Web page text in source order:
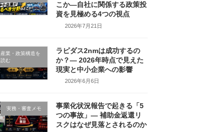
こか―自社に関係する政策投
資を見極める4つの視点
2026年7月21日
産業・政策構造を
読む
ラピダス2nmは成功するの
か？― 2026年時点で見えた
現実と中小企業への影響
2026年6月6日
実務・審査メモ
事業化状況報告で起きる「5
つの事故」― 補助金返還リ
スクはなぜ見落とされるのか